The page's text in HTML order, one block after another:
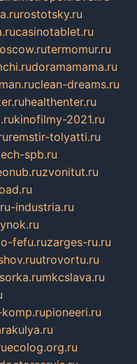
rostotsky.ru
casinotablet.ru
termomur.ru
doramamama.ru
clean-dreams.ru
healthenter.ru
kinofilmy-2021.ru
remstir-tolyatti.ru
spb.ru
zvonitut.ru
ru-industria.ru
fefu.ruzarges-ru.ru
utrovortu.ru
mkcslava.ru
pioneeri.ru
ecolog.org.ru